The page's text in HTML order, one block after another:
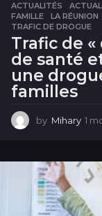
ACTUALITÉS
FAMILLE
,LA RÉUNION
TRAFIC DE DROGUE
Trafic de
de santé
une
familles
by Mihary 1